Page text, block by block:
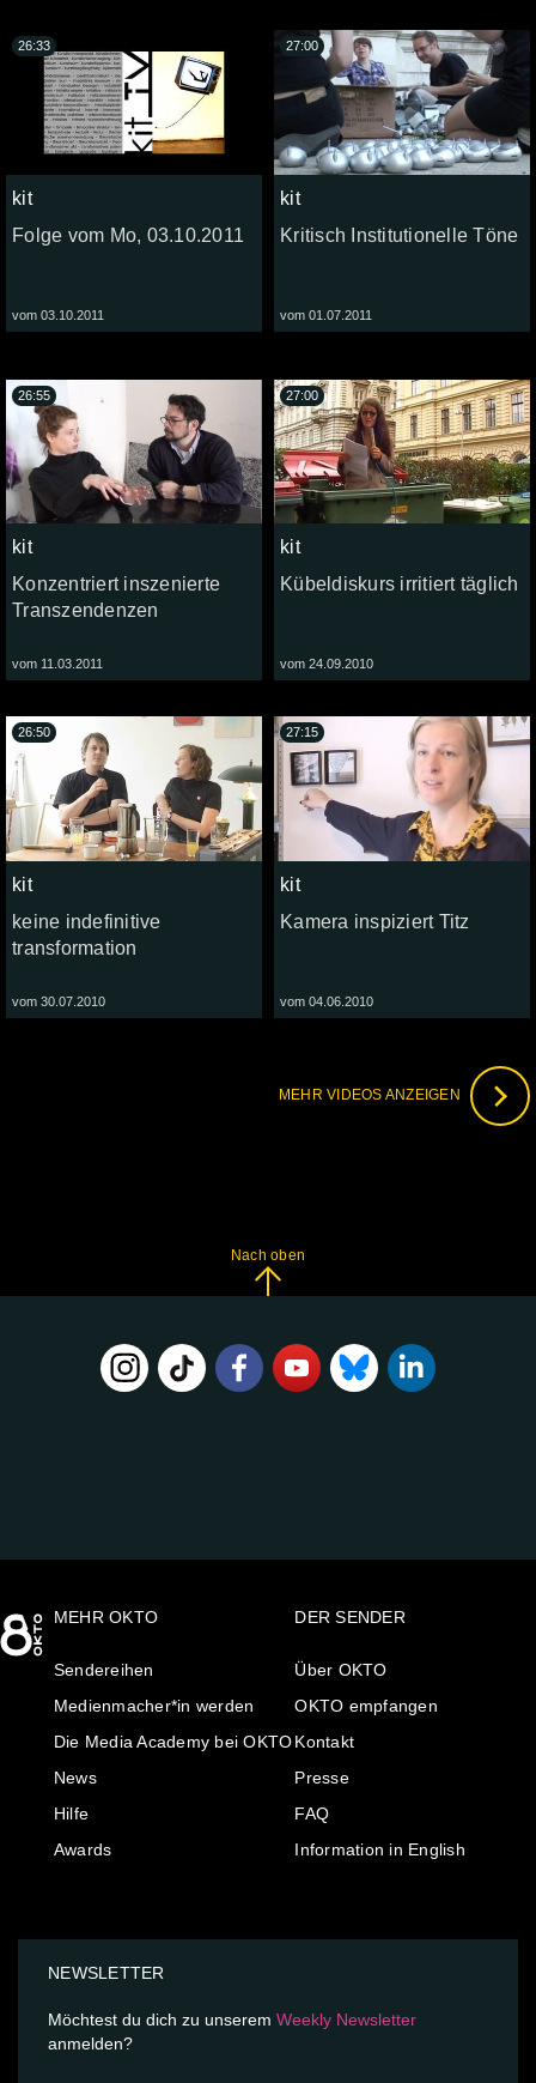
kit
Folge vom Mo, 03.10.2011
vom 03.10.2011
26:33
kit
Kritisch Institutionelle Töne
vom 01.07.2011
27:00
kit
Konzentriert inszenierte
Transzendenzen
vom 11.03.2011
26:55
kit
Kübeldiskurs irritiert täglich
vom 24.09.2010
27:00
kit
keine indefinitive
transformation
vom 30.07.2010
26:50
kit
Kamera inspiziert Titz
vom 04.06.2010
27:15
MEHR VIDEOS ANZEIGEN
Nach oben
MEHR OKTO
Sendereihen
Medienmacher*in werden
Die Media Academy bei OKTO
News
Hilfe
Awards
DER SENDER
Über OKTO
OKTO empfangen
Kontakt
Presse
FAQ
Information in English
NEWSLETTER
Möchtest du dich zu unserem Weekly Newsletter
anmelden?